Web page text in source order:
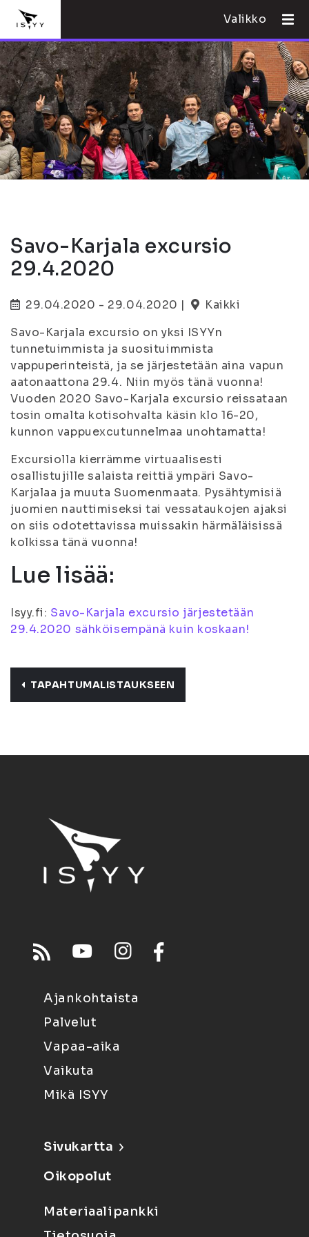
Valikko
Savo-Karjala excursio
29.4.2020
29.04.2020 - 29.04.2020 |
Kaikki
Savo-Karjala excursio on yksi ISYYn
tunnetuimmista ja suosituimmista
vappuperinteistä, ja se järjestetään aina vapun
aatonaattona 29.4. Niin myös tänä vuonna!
Vuoden 2020 Savo-Karjala excursio reissataan
tosin omalta kotisohvalta käsin klo 16-20,
kunnon vappuexcutunnelmaa unohtamatta!
Excursiolla kierrämme virtuaalisesti
osallistujille salaista reittiä ympäri Savo-
Karjalaa ja muuta Suomenmaata. Pysähtymisiä
juomien nauttimiseksi tai vessataukojen ajaksi
on siis odotettavissa muissakin härmäläisissä
kolkissa tänä vuonna!
Lue lisää:
Isyy.fi: Savo-Karjala excursio järjestetään
29.4.2020 sähköisempänä kuin koskaan!
TAPAHTUMALISTAUKSEEN
Ajankohtaista
Palvelut
Vapaa-aika
Vaikuta
Mikä ISYY
Sivukartta
Oikopolut
Materiaalipankki